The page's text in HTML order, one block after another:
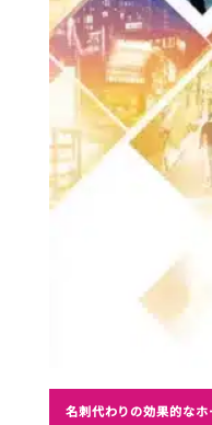
名刺代わりの効果的な